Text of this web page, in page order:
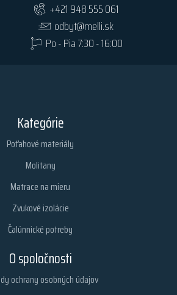
+421 948 555 061
odbyt@melli.sk
Po - Pia 7:30 - 16:00
Kategórie
Poťahové materiály
Molitany
Matrace na mieru
Zvukové izolácie
Čalúnnické potreby
O spoločnosti
ochrany osobných údajov